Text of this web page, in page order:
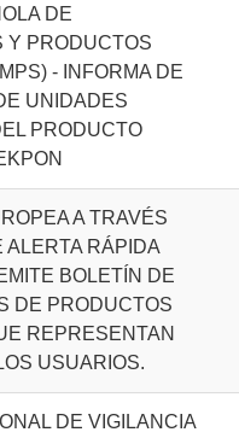
DE
Y PRODUCTOS
- INFORMA DE
UNIDADES
PRODUCTO
A TRAVÉS
ALERTA RÁPIDA
BOLETÍN DE
DE PRODUCTOS
REPRESENTAN
USUARIOS.
DE VIGILANCIA